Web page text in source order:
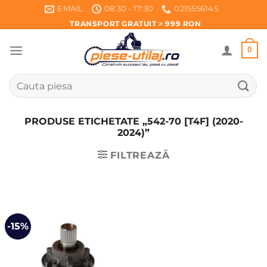
EMAIL 08:30 - 17:30
0215556145
TRANSPORT GRATUIT > 999 RON
0
Caută
după:
PRODUSE ETICHETATE „542-70 [T4F] (2020-
2024)”
FILTREAZĂ
-15%